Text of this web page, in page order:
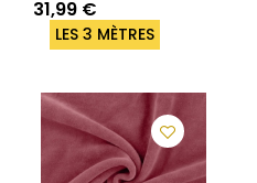
31,99 €
LES 3 MÈTRES